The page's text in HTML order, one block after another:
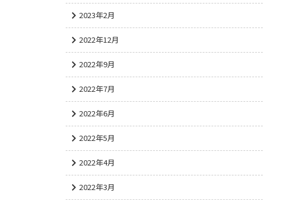
2023年2月
2022年12月
2022年9月
2022年7月
2022年6月
2022年5月
2022年4月
2022年3月